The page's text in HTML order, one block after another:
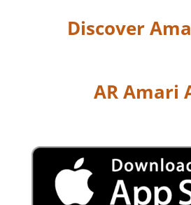
Discover
AR Amari